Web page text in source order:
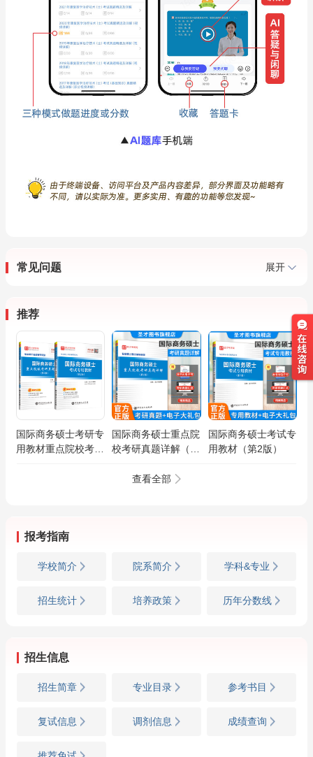
常见问题 展开
推荐
国际商务硕士考研专
用教材重点院校考研
国际商务硕士重点院
校考研真题详解（第
国际商务硕士考试专
用教材（第2版）
查看全部
报考指南
学校简介 院系简介 学科&专业
招生统计 培养政策 历年分数线
招生信息
招生简章 专业目录 参考书目
复试信息 调剂信息 成绩查询